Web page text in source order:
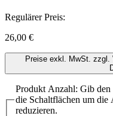
Regulärer Preis:
26,00 €
Preise exkl. MwSt. zzgl.
Produkt Anzahl: Gib den
die Schaltflächen um die
reduzieren.